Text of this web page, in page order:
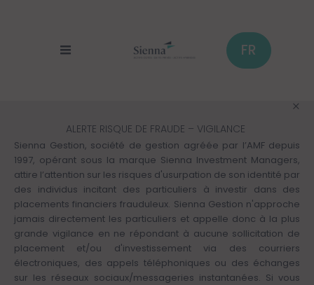
FR
ALERTE RISQUE DE FRAUDE – VIGILANCE
Sienna Gestion, société de gestion agréée par l’AMF depuis
1997, opérant sous la marque Sienna Investment Managers,
attire l’attention sur les risques d'usurpation de son identité par
des individus incitant des particuliers à investir dans des
placements financiers frauduleux. Sienna Gestion n'approche
jamais directement les particuliers et appelle donc à la plus
grande vigilance en ne répondant à aucune sollicitation de
placement et/ou d'investissement via des courriers
électroniques, des appels téléphoniques ou des échanges
sur les réseaux sociaux/messageries instantanées. Si vous